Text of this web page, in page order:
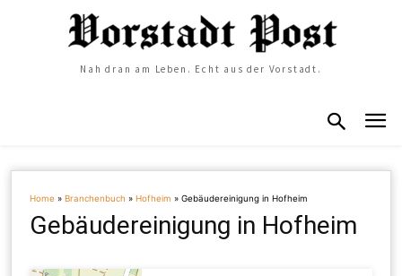
Nah dran am Leben. Echt aus der Vorstadt.
Home »Branchenbuch »Hofheim »Gebäudereinigung in Hofheim
Gebäudereinigung in Hofheim